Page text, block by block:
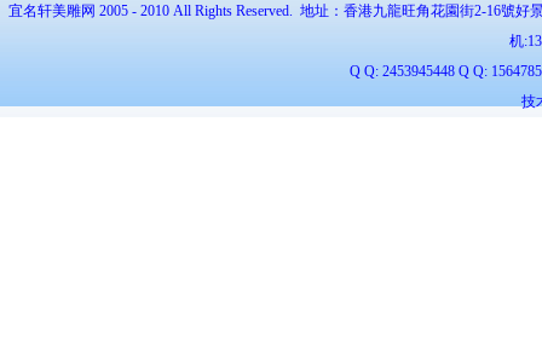
宜名轩美雕网 2005 - 2010 All Rights Reserved. 地址：香港九龍旺角花園街2-16號好
机:
Q Q: 2453945448 Q Q:
技